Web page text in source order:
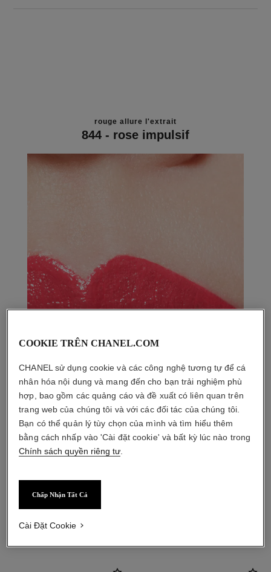
rouge allure l'extrait
844 - rose impulsif
sản phẩm kết hợp
COOKIE TRÊN CHANEL.COM
CHANEL sử dụng cookie và các công nghệ tương tự để cá
nhân hóa nội dung và mang đến cho bạn trải nghiệm phù
hợp, bao gồm các quảng cáo và đề xuất có liên quan trên
trang web của chúng tôi và với các đối tác của chúng tôi.
Bạn có thể quản lý tùy chọn của mình và tìm hiểu thêm
bằng cách nhấp vào 'Cài đặt cookie' và bất kỳ lúc nào trong
Chính sách quyền riêng tư
Chấp Nhận Tất Cả
Cài Đặt Cookie